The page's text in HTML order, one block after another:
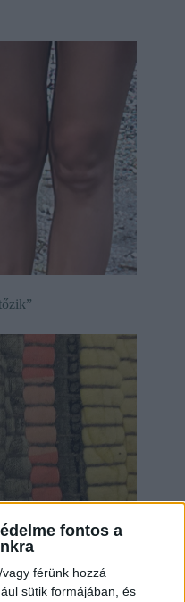
fontos a
férünk hozzá
sütik formájában, és